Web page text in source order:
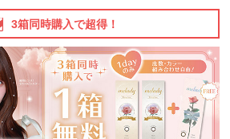
3箱同時購入で超得！